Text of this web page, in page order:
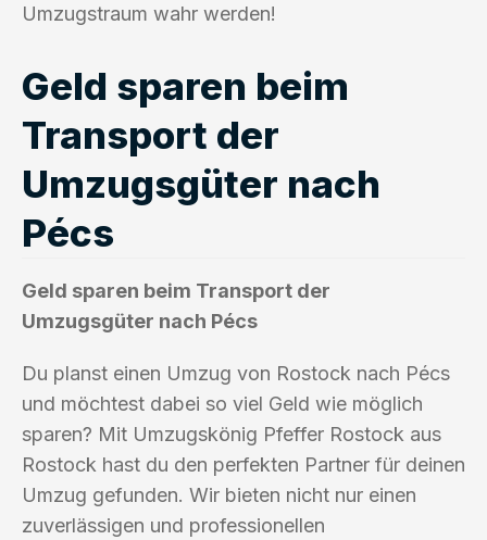
Umzugstraum wahr werden!
Geld sparen beim
Transport der
Umzugsgüter nach
Pécs
Geld sparen beim Transport der
Umzugsgüter nach Pécs
Du planst einen Umzug von Rostock nach Pécs
und möchtest dabei so viel Geld wie möglich
sparen? Mit Umzugskönig Pfeffer Rostock aus
Rostock hast du den perfekten Partner für deinen
Umzug gefunden. Wir bieten nicht nur einen
zuverlässigen und professionellen